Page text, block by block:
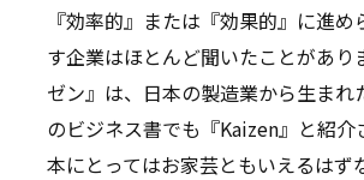
『効率的』または『効果的』に進
す企業はほとんど聞いたことがあり
ゼン』は、日本の製造業から生まれ
のビジネス書でも『Kaizen』と紹介
本にとってはお家芸ともいえるはず